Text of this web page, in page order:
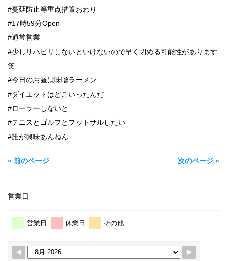
#蔓延防止等重点措置おわり
#17時59分Open
#通常営業
#少しリハビリしないといけないので早く閉める可能性があります
笑
#今日のお昼は味噌ラーメン
#ダイエットはどこいったんだ
#ローラーしないと
#テニスとゴルフとフットサルしたい
#誰が興味あんねん
« 前のページ 次のページ »
営業日
営業日 休業日 その他